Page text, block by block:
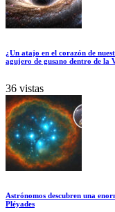
¿Un atajo en el corazón de
agujero de gusano dentro de la
36 vistas
Astrónomos descubren una
Pléyades